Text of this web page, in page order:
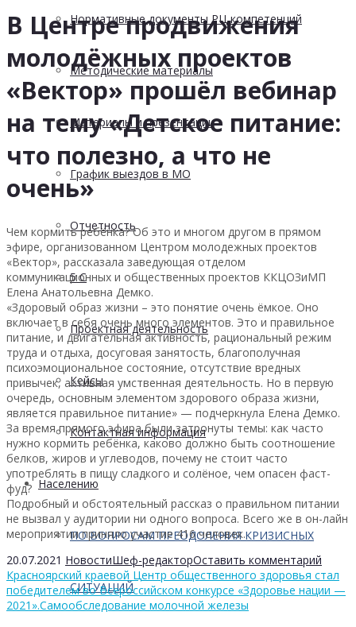
Нормативные документы РЦ компетенций
Методические материалы
Материалы и презентации
График выездов в МО
Отчетность
5 С
Проектная деятельность
Кейсы
Контактная информация
Населению
ПО ВОПРОСАМ ПРЕОДОЛЕНИЯ КРИЗИСНЫХ
СИТУАЦИЙ
В Центре продвижения
молодёжных проектов
«Вектор» прошёл вебинар
на тему «Детское питание:
что полезно, а что не
очень»
Чем кормить ребёнка? Об это и многом другом в прямом
эфире, организованном Центром молодежных проектов
«Вектор», рассказала заведующая отделом
коммуникационных и общественных проектов ККЦОЗиМП
Елена Анатольевна Демко.
«Здоровый образ жизни – это понятие очень ёмкое. Оно
включает в себя очень много элементов. Это и правильное
питание, и двигательная активность, рациональный режим
труда и отдыха, досуговая занятость, благополучная
психоэмоциональное состояние, отсутствие вредных
привычек, активная умственная деятельность. Но в первую
очередь, основным элементом здорового образа жизни,
является правильное питание» — подчеркнула Елена Демко.
За время прямого эфира были затронуты темы: как часто
нужно кормить ребёнка, каково должно быть соотношение
белков, жиров и углеводов, почему не стоит часто
употреблять в пищу сладкого и солёное, чем опасен фаст-
фуд?
Подробный и обстоятельный рассказ о правильном питании
не вызвал у аудитории ни одного вопроса. Всего же в он-лайн
мероприятии приняло участие 416 человек.
20.07.2021 НовостиШеф-редакторОставить комментарий
Красноярский краевой Центр общественного здоровья стал
победителем во Всероссийском конкурсе «Здоровье нации —
2021».Самообследование молочной железы